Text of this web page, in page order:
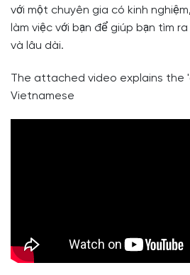
với một chuyên gia có kinh
làm việc với bạn để giúp bạn tìm
và lâu dài.
The attached video explains the
Vietnamese